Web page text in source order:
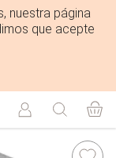
nuestra página
que acepte